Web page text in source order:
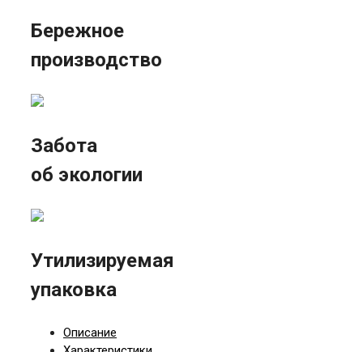
Бережное
производство
Забота
об экологии
Утилизируемая
упаковка
Описание